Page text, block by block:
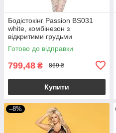
Бодістокінг Passion BS031
white, комбінезон з
відкритими грудьми
Готово до відправки
799,48 ₴ 869 ₴
Купити
–8%